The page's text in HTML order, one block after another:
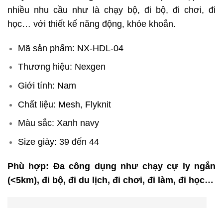
nhiều nhu cầu như là chạy bộ, đi bộ, đi chơi, đi
học… với thiết kế năng động, khỏe khoắn.
Mã sản phẩm: NX-HDL-04
Thương hiệu: Nexgen
Giới tính: Nam
Chất liệu: Mesh, Flyknit
Màu sắc: Xanh navy
Size giày: 39 đến 44
Phù hợp: Đa công dụng như chạy cự ly ngắn
(<5km), đi bộ, đi du lịch, đi chơi, đi làm, đi học…